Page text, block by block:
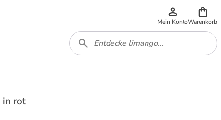
Mein KontoWarenkorb
in rot